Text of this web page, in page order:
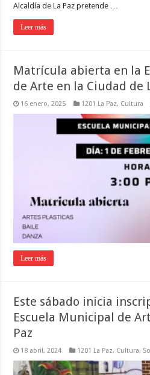
Alcaldía de La Paz pretende …
Leer más
Matrícula abierta en la
de Arte en la Ciudad de
16 enero, 2025 1201 La Paz, Cultura
Leer más
Este sábado inicia
Escuela Municipal de
Paz
18 abril, 2024 1201 La Paz, Cultura,